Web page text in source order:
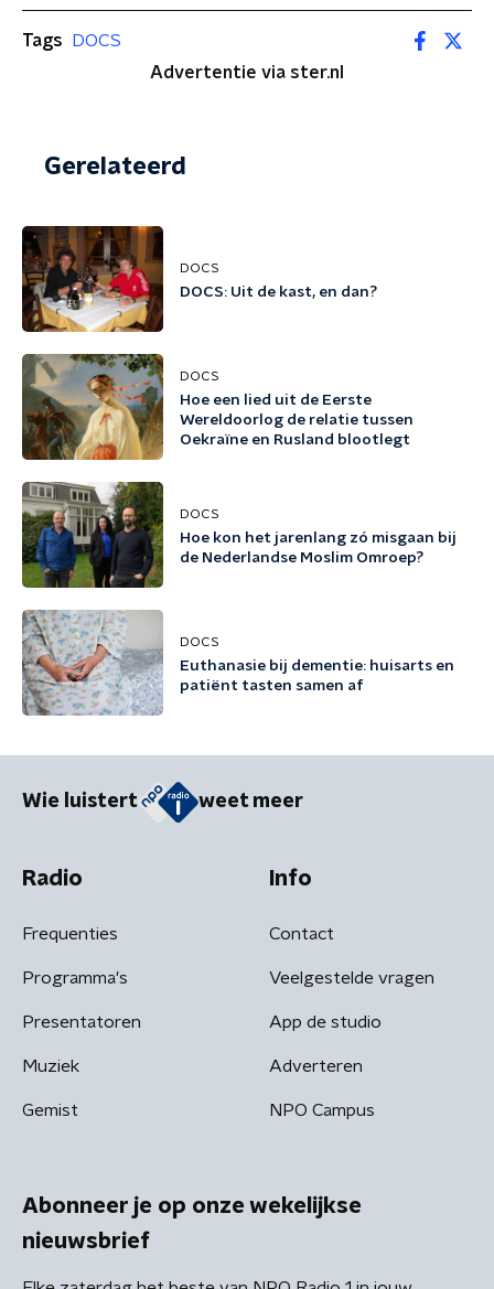
Tags
DOCS
Advertentie via ster.nl
Gerelateerd
DOCS
DOCS: Uit de kast, en dan?
DOCS
Hoe een lied uit de Eerste
Wereldoorlog de relatie tussen
Oekraïne en Rusland blootlegt
DOCS
Hoe kon het jarenlang zó misgaan bij
de Nederlandse Moslim Omroep?
DOCS
Euthanasie bij dementie: huisarts en
patiënt tasten samen af
Wie luistert weet meer
Radio
Frequenties
Programma's
Presentatoren
Muziek
Gemist
Info
Contact
Veelgestelde vragen
App de studio
Adverteren
NPO Campus
Abonneer je op onze wekelijkse
nieuwsbrief